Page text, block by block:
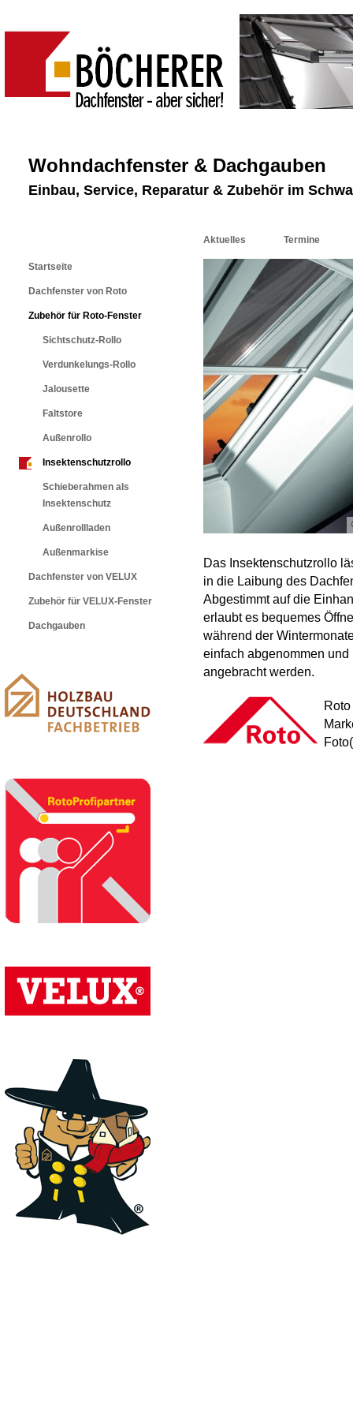
Wohndachfenster & Dachgauben
Einbau, Service, Reparatur & Zubehör im
Startseite
Dachfenster von Roto
Zubehör für Roto-Fenster
Sichtschutz-Rollo
Verdunkelungs-Rollo
Jalousette
Faltstore
Außenrollo
Insektenschutzrollo
Schieberahmen als
Insektenschutz
Außenrollladen
Außenmarkise
Dachfenster von VELUX
Zubehör für VELUX-Fenster
Dachgauben
Aktuelles Termine
Das Insektenschutzrollo
in die Laibung des
Abgestimmt auf die
erlaubt es bequemes
während der
einfach abgenommen
angebracht werden.